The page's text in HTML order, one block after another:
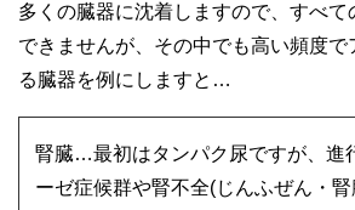
多くの臓器に沈着しますので、すべて
できませんが、その中でも高い頻度で
る臓器を例にしますと…
腎臓…最初はタンパク尿ですが、進
ーゼ症候群や腎不全(じんふぜん・